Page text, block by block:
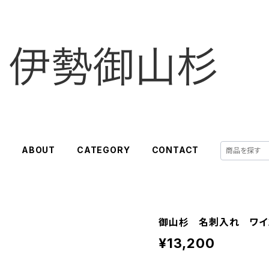
ABOUT CATEGORY CONTACT
御山杉 名刺入れ ワイ
¥13,200